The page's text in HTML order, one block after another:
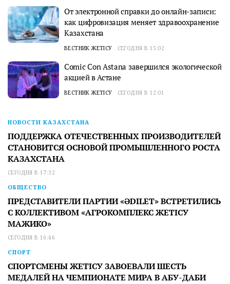
От электронной справки до онлайн-записи:
как цифровизация меняет здравоохранение
Казахстана
ВЕСТНИК ЖЕТІСУ СЕГОДНЯ В 15:02
Comic Con Astana завершился экологической
акцией в Астане
ВЕСТНИК ЖЕТІСУ СЕГОДНЯ В 12:01
НОВОСТИ КАЗАХСТАНА
ПОДДЕРЖКА ОТЕЧЕСТВЕННЫХ ПРОИЗВОДИТЕЛЕЙ
СТАНОВИТСЯ ОСНОВОЙ ПРОМЫШЛЕННОГО РОСТА
КАЗАХСТАНА
СЕГОДНЯ В 17:32
ОБЩЕСТВО
ПРЕДСТАВИТЕЛИ ПАРТИИ «ӘDILET» ВСТРЕТИЛИСЬ
С КОЛЛЕКТИВОМ «АГРОКОМПЛЕКС ЖЕТІСУ
МАЖИКО»
СЕГОДНЯ В 16:46
СПОРТ
СПОРТСМЕНЫ ЖЕТІСУ ЗАВОЕВАЛИ ШЕСТЬ
МЕДАЛЕЙ НА ЧЕМПИОНАТЕ МИРА В АБУ-ДАБИ